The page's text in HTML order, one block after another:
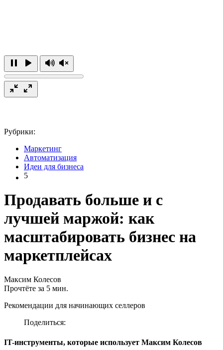
Рубрики:
Маркетинг
Автоматизация
Идеи для бизнеса
5
Продавать больше и с
лучшей маржой: как
масштабировать бизнес на
маркетплейсах
Максим Колесов
Прочтёте за 5 мин.
Рекомендации для начинающих селлеров
Поделиться:
IT-инструменты, которые использует Максим Колесов